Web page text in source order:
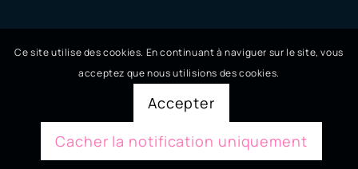
Ce site utilise des cookies. En continuant à naviguer sur le site, vous
acceptez que nous utilisions des cookies.
Accepter
Cacher la notification uniquement